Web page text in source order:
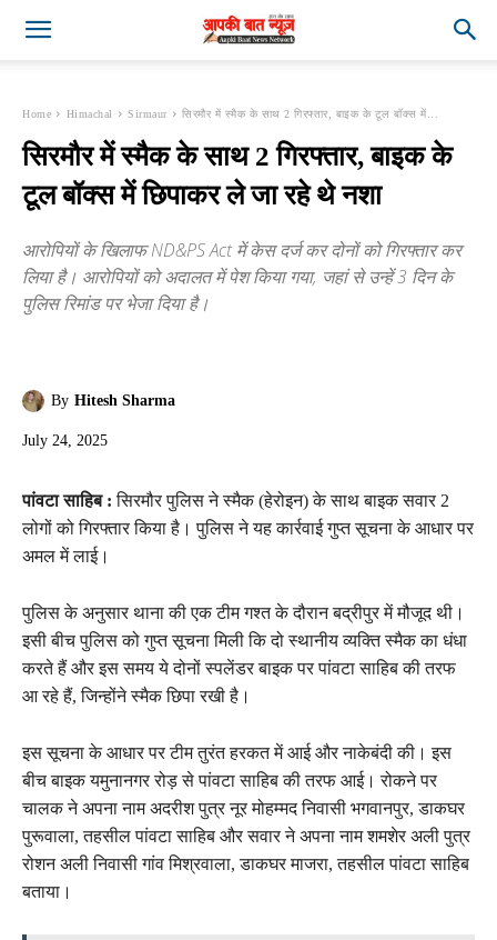
Home Himachal Sirmaur सिरमौर में स्मैक के साथ 2 गिरफ्तार, बाइक के टूल बॉक्स में...
सिरमौर में स्मैक के साथ 2 गिरफ्तार, बाइक के
टूल बॉक्स में छिपाकर ले जा रहे थे नशा
आरोपियों के खिलाफ ND&PS Act में केस दर्ज कर दोनों को गिरफ्तार कर
लिया है। आरोपियों को अदालत में पेश किया गया, जहां से उन्हें 3 दिन के
पुलिस रिमांड पर भेजा दिया है।
By Hitesh Sharma
July 24, 2025
पांवटा साहिब : सिरमौर पुलिस ने स्मैक (हेरोइन) के साथ बाइक सवार 2
लोगों को गिरफ्तार किया है। पुलिस ने यह कार्रवाई गुप्त सूचना के आधार पर
अमल में लाई।
पुलिस के अनुसार थाना की एक टीम गश्त के दौरान बद्रीपुर में मौजूद थी।
इसी बीच पुलिस को गुप्त सूचना मिली कि दो स्थानीय व्यक्ति स्मैक का धंधा
करते हैं और इस समय ये दोनों स्पलेंडर बाइक पर पांवटा साहिब की तरफ
आ रहे हैं, जिन्होंने स्मैक छिपा रखी है।
इस सूचना के आधार पर टीम तुरंत हरकत में आई और नाकेबंदी की। इस
बीच बाइक यमुनानगर रोड़ से पांवटा साहिब की तरफ आई। रोकने पर
चालक ने अपना नाम अदरीश पुत्र नूर मोहम्मद निवासी भगवानपुर, डाकघर
पुरूवाला, तहसील पांवटा साहिब और सवार ने अपना नाम शमशेर अली पुत्र
रोशन अली निवासी गांव मिश्रवाला, डाकघर माजरा, तहसील पांवटा साहिब
बताया।